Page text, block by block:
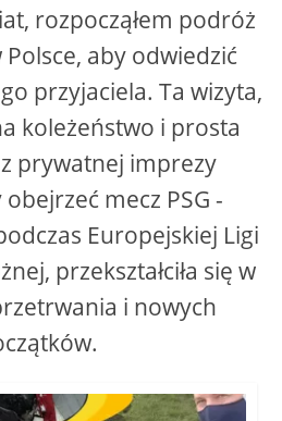
rozpocząłem podróż
aby odwiedzić
przyjaciela. Ta wizyta,
koleżeństwo i prosta
prywatnej imprezy
mecz PSG -
Europejskiej Ligi
przekształciła się w
i nowych